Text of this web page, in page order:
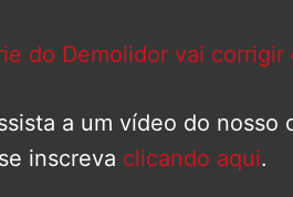
do Demolidor vai
a um vídeo do nosso
inscreva clicando aqui.